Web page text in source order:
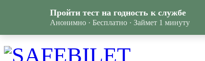
Пройти тест на годность к службе
Анонимно · Бесплатно · Займет 1 минуту